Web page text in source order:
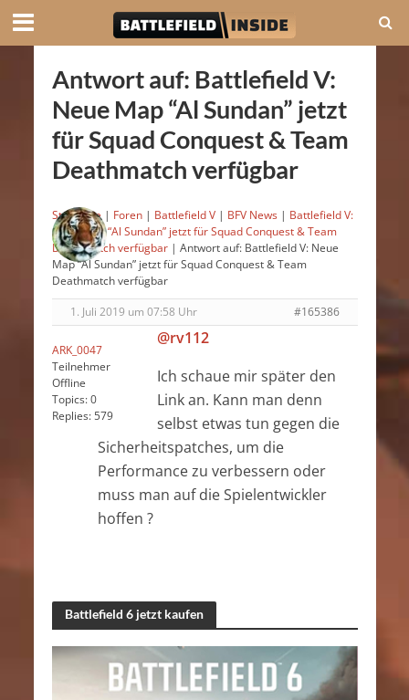
Antwort auf: Battlefield V:
Neue Map “Al Sundan” jetzt
für Squad Conquest & Team
Deathmatch verfügbar
Startseite | Foren | Battlefield V | BFV News | Battlefield V:
Neue Map “Al Sundan” jetzt für Squad Conquest & Team
Deathmatch verfügbar | Antwort auf: Battlefield V: Neue
Map “Al Sundan” jetzt für Squad Conquest & Team
Deathmatch verfügbar
1. Juli 2019 um 07:58 Uhr #165386
ARK_0047
Teilnehmer
Offline
Topics: 0
Replies: 579
@rv112
Ich schaue mir später den
Link an. Kann man denn
selbst etwas tun gegen die
Sicherheitspatches, um die
Performance zu verbessern oder
muss man auf die Spielentwickler
hoffen ?
Battlefield 6 jetzt kaufen